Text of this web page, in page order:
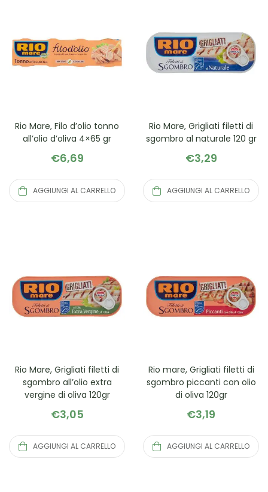
Rio Mare, Filo d’olio tonno
all’olio d’oliva 4×65 gr
€6,69
AGGIUNGI AL CARRELLO
Rio Mare, Grigliati filetti di
sgombro al naturale 120 gr
€3,29
AGGIUNGI AL CARRELLO
Rio Mare, Grigliati filetti di
sgombro all’olio extra
vergine di oliva 120gr
€3,05
AGGIUNGI AL CARRELLO
Rio mare, Grigliati filetti di
sgombro piccanti con olio
di oliva 120gr
€3,19
AGGIUNGI AL CARRELLO